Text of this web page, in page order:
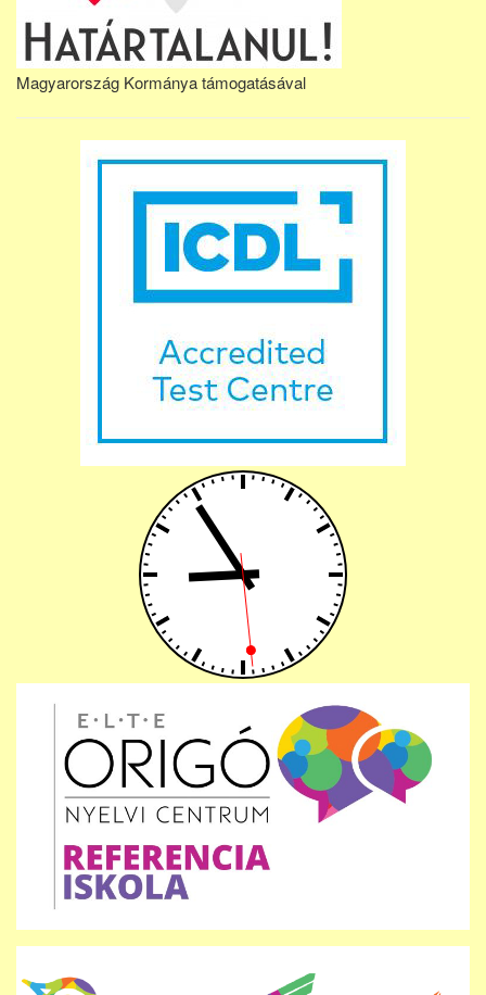
Magyarország Kormánya támogatásával